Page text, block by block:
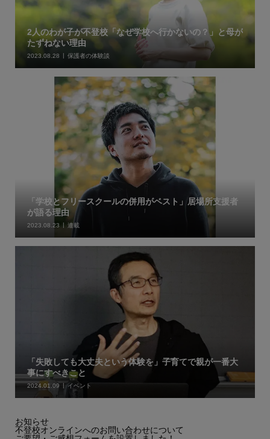
2人のわが子が不登校「なぜ学校へ行かないの？」と母が
たずねない理由
2023.08.28 保護者の体験談
「学校とフリースクールの併用がベスト」居場所支援者
が語る理由
2023.08.23 連載
「失敗しても大丈夫という体験を」子育てで親が一番大
事にすべきこと
2024.01.09 イベント
お知らせ
不登校オンラインへのお問い合わせについて